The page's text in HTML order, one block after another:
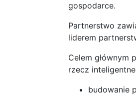
gospodarce.
Partnerstwo
liderem
Celem głównym
rzecz
budowanie